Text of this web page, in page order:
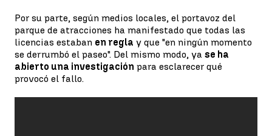
Por su parte, según medios locales, el portavoz del
parque de atracciones ha manifestado que todas las
licencias estaban en regla y que "en ningún momento
se derrumbó el paseo". Del mismo modo, ya se ha
abierto una investigación para esclarecer qué
provocó el fallo.